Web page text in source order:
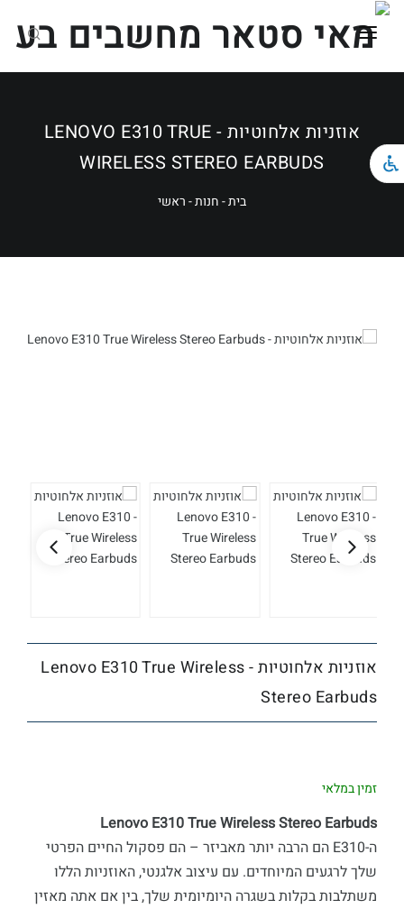
ראשי
מחשבים ניידים
מחשבים נייחים וגיימינג
אוזניות אלחוטיות - LENOVO E310 TRUE
WIRELESS STEREO EARBUDS
בית-חנות-ראשי
אוזניות אלחוטיות - Lenovo E310 True Wireless
Stereo Earbuds
זמין במלאי
Lenovo E310 True Wireless Stereo Earbuds
ה-E310 הם הרבה יותר מאביזר – הם פסקול החיים הפרטי
שלך לרגעים המיוחדים. עם עיצוב אלגנטי, האוזניות הללו
משתלבות בקלות בשגרה היומיומית שלך, בין אם אתה מאזין